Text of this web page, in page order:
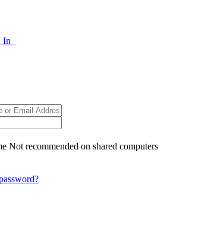
In
Not recommended on shared computers